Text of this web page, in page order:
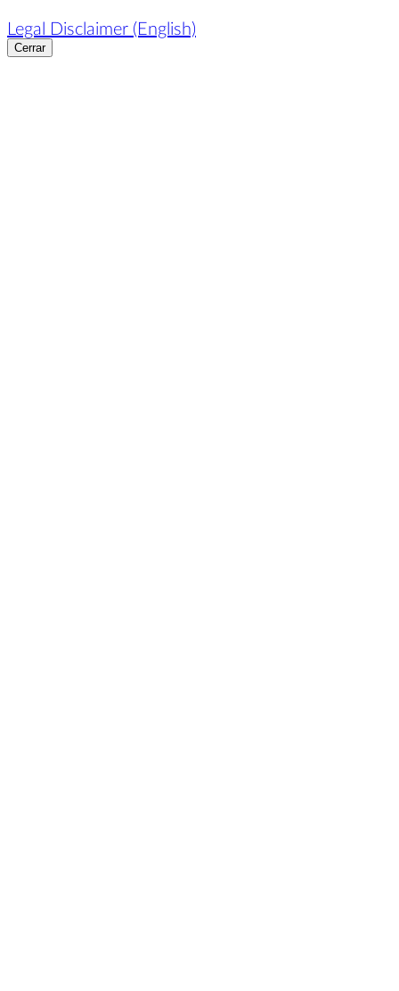
Legal Disclaimer (English)
Cerrar